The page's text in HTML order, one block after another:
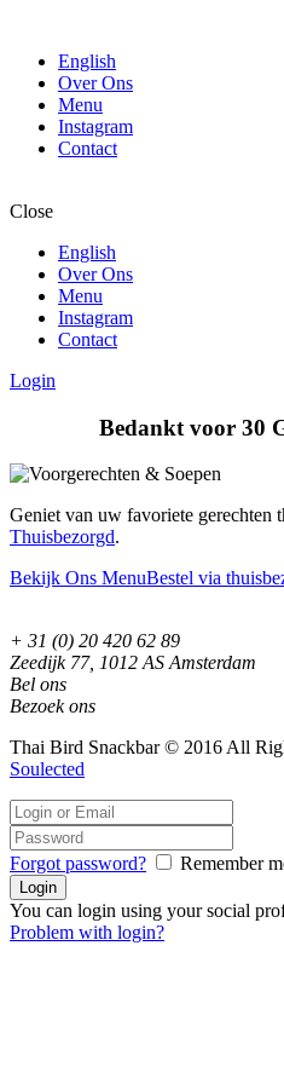
English
Over Ons
Menu
Instagram
Contact
Close
English
Over Ons
Menu
Instagram
Contact
Login
Bedankt voor 30
Geniet van uw favoriete gerechten
Thuisbezorgd.
Bekijk Ons MenuBestel via
+ 31 (0) 20 420 62 89
Zeedijk 77, 1012 AS Amsterdam
Bel ons
Bezoek ons
Thai Bird Snackbar © 2016 All
Soulected
Forgot password? Remember
You can login using your social
Problem with login?